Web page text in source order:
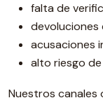
falta de
acusaciones
alto riesgo
Nuestros canales